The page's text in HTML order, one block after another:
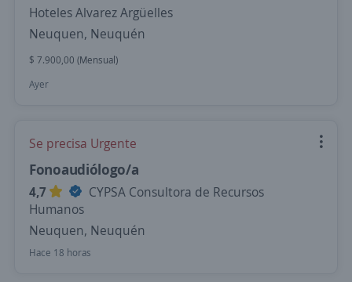
Hoteles Alvarez Argüelles
Neuquen, Neuquén
$ 7.900,00 (Mensual)
Ayer
Se precisa Urgente
Fonoaudiólogo/a
4,7
CYPSA Consultora de Recursos
Humanos
Neuquen, Neuquén
Hace 18 horas